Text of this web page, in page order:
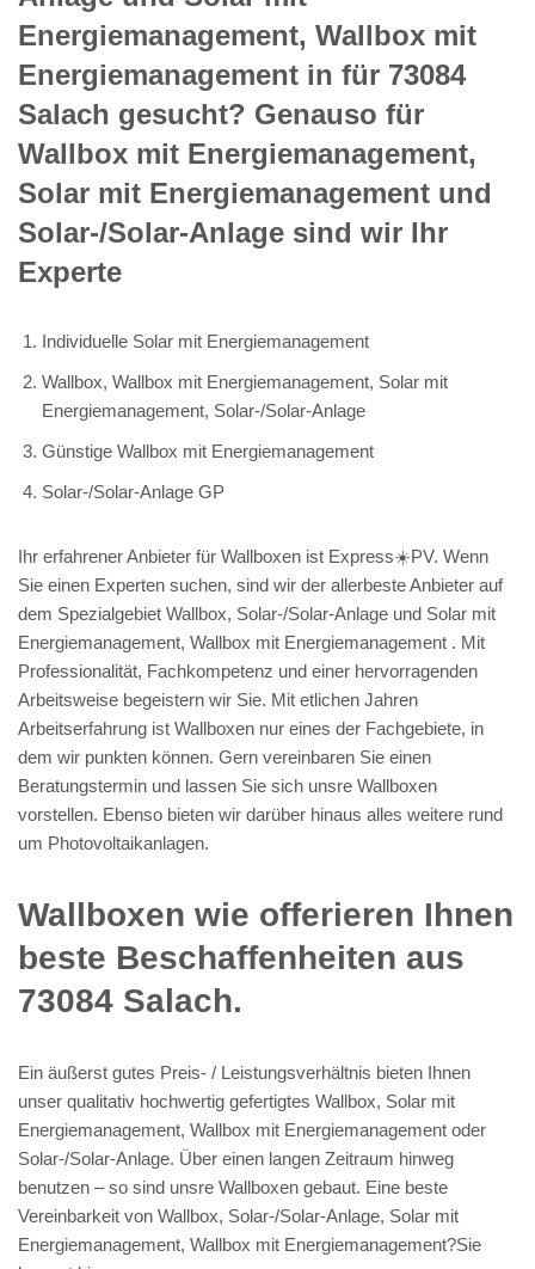
Energiemanagement, Wallbox mit
Energiemanagement in für 73084
Salach gesucht? Genauso für
Wallbox mit Energiemanagement,
Solar mit Energiemanagement und
Solar-/Solar-Anlage sind wir Ihr
Experte
Individuelle Solar mit Energiemanagement
Wallbox, Wallbox mit Energiemanagement, Solar mit
Energiemanagement, Solar-/Solar-Anlage
Günstige Wallbox mit Energiemanagement
Solar-/Solar-Anlage GP
Ihr erfahrener Anbieter für Wallboxen ist Express☀️PV️. Wenn
Sie einen Experten suchen, sind wir der allerbeste Anbieter auf
dem Spezialgebiet Wallbox, Solar-/Solar-Anlage und Solar mit
Energiemanagement, Wallbox mit Energiemanagement . Mit
Professionalität, Fachkompetenz und einer hervorragenden
Arbeitsweise begeistern wir Sie. Mit etlichen Jahren
Arbeitserfahrung ist Wallboxen nur eines der Fachgebiete, in
dem wir punkten können. Gern vereinbaren Sie einen
Beratungstermin und lassen Sie sich unsre Wallboxen
vorstellen. Ebenso bieten wir darüber hinaus alles weitere rund
um Photovoltaikanlagen.
Wallboxen wie offerieren Ihnen
beste Beschaffenheiten aus
73084 Salach.
Ein äußerst gutes Preis- / Leistungsverhältnis bieten Ihnen
unser qualitativ hochwertig gefertigtes Wallbox, Solar mit
Energiemanagement, Wallbox mit Energiemanagement oder
Solar-/Solar-Anlage. Über einen langen Zeitraum hinweg
benutzen – so sind unsre Wallboxen gebaut. Eine beste
Vereinbarkeit von Wallbox, Solar-/Solar-Anlage, Solar mit
Energiemanagement, Wallbox mit Energiemanagement?Sie